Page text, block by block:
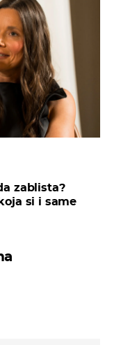
zablista?
si i same